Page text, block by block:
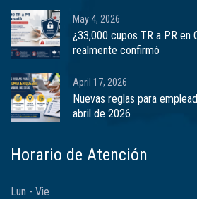
May 4, 2026
¿33,000 cupos TR a PR en
realmente confirmó
April 17, 2026
Nuevas reglas para
abril de 2026
Horario de Atención
Lun - Vie